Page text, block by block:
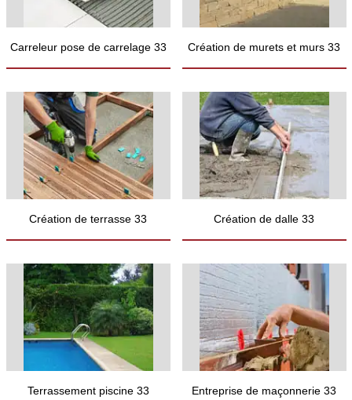
Carreleur pose de carrelage 33 Création de murets et murs 33
Création de terrasse 33 Création de dalle 33
Terrassement piscine 33 Entreprise de maçonnerie 33